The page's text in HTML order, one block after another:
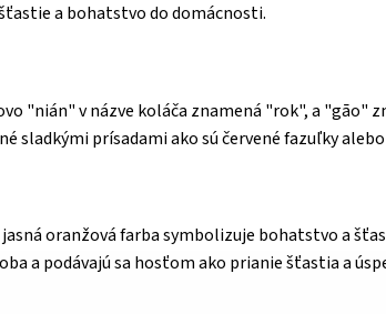
a bohatstvo do domácnosti.
"nián" v názve koláča znamená "rok", a
sladkými prísadami ako sú červené fazuľky
oranžová farba symbolizuje bohatstvo a
a podávajú sa hosťom ako prianie šťastia a